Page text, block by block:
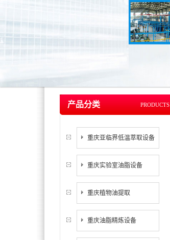
PRODUCTS
产品分类
重庆亚临界低温萃取设备
重庆实验室油脂设备
重庆植物油提取
重庆油脂精炼设备